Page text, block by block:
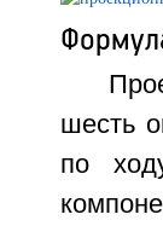
шесть
по